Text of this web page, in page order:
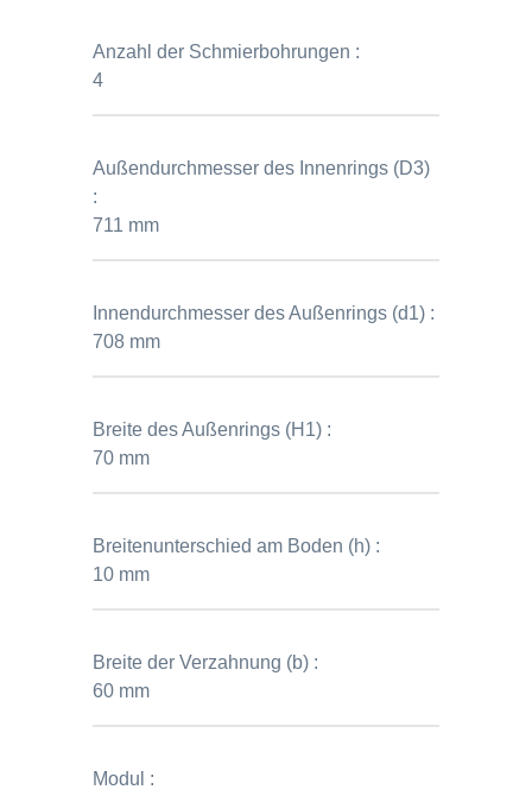
Anzahl der Schmierbohrungen :
4
Außendurchmesser des Innenrings (D3)
:
711 mm
Innendurchmesser des Außenrings (d1) :
708 mm
Breite des Außenrings (H1) :
70 mm
Breitenunterschied am Boden (h) :
10 mm
Breite der Verzahnung (b) :
60 mm
Modul :